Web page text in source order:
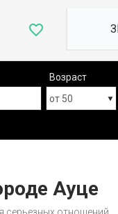
Возраст
Ауце